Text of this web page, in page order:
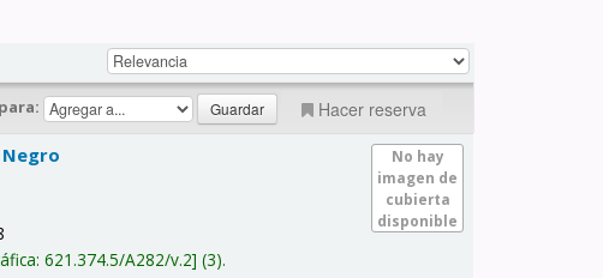
Hacer reserva
No hay
imagen de
cubierta
disponible
Negro
621.374.5/A282/v.2 (3).